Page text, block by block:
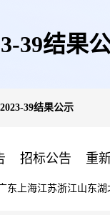
39结果
2023-39结果公示
招标公告 重
东 上海江苏浙江山东湖